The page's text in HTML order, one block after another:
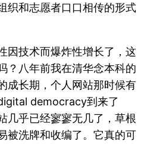
织和志愿者口口相传的形式
因技术而爆炸性增长了，这
？八年前我在清华念本科的
成长期，个人网站那时候有
democracy到来了
乎已经寥寥无几了，草根
被洗牌和收编了。它真的可